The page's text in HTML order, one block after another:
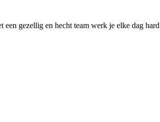
gezellig en hecht team werk je elke dag